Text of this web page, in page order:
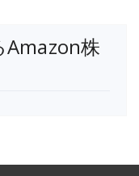
Amazon株